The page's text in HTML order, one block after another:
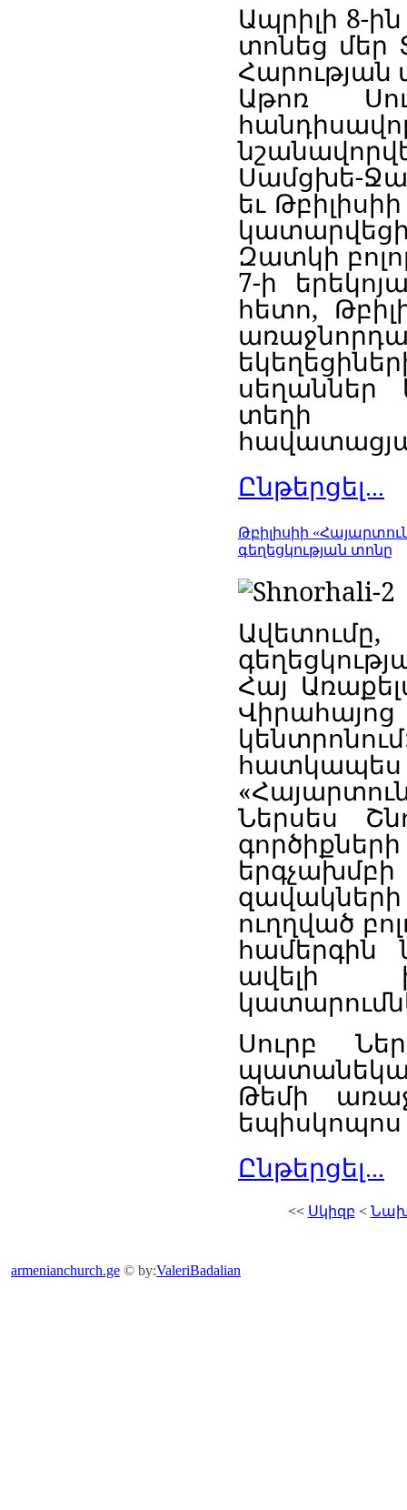
Ապրիլի 8-ին
տոնեց մեր
Հարության
Աթոռ
Սամցխե-
եւ Թբիլիսիի
Զատկի
7-ի
հետո,
սեղաններ
տեղի
Ընթերցել...
Թբիլիսիի
գեղեցկության տոնը
Ավետումը
Հայ
Վիրահայոց
կենտրոնում
հատկապես
«
Ներսես
գործիքների
երգչախմբի
զավակների
ուղղված
համերգին
ավելի
Սուրբ
Թեմի
եպիսկոպոս
Ընթերցել...
<< Սկիզբ <
armenianchurch.ge © by:ValeriBadalian